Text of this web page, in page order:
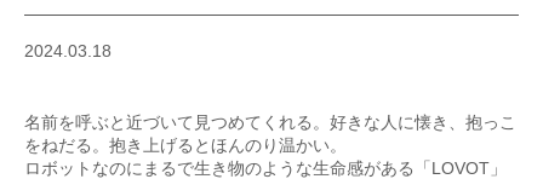
2024.03.18
名前を呼ぶと近づいて見つめてくれる。好きな人に懐き、抱っこ
をねだる。抱き上げるとほんのり温かい。
ロボットなのにまるで生き物のような生命感がある「LOVOT」